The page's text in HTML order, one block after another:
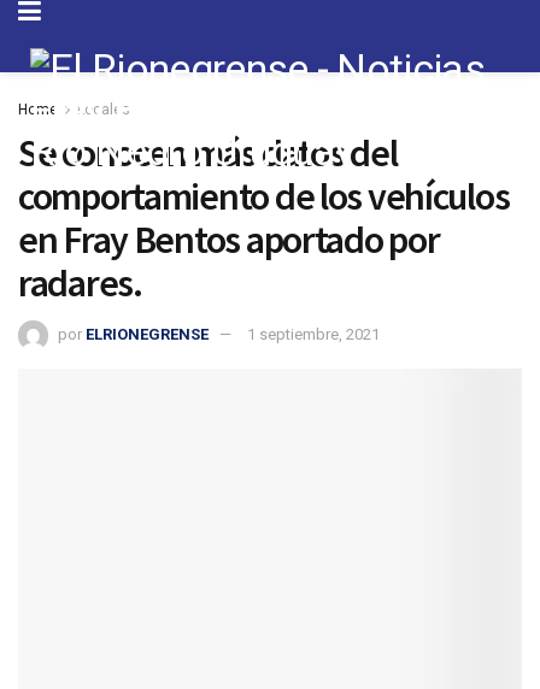
Home Locales
Se conocen más datos del
comportamiento de los vehículos
en Fray Bentos aportado por
radares.
por ELRIONEGRENSE 1 septiembre, 2021